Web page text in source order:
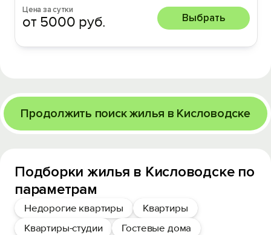
Цена за сутки
от 5000 руб. Выбрать
Продолжить поиск жилья в Кисловодске
Подборки жилья в Кисловодске по
параметрам
Недорогие квартиры
Квартиры
Квартиры-студии
Гостевые дома